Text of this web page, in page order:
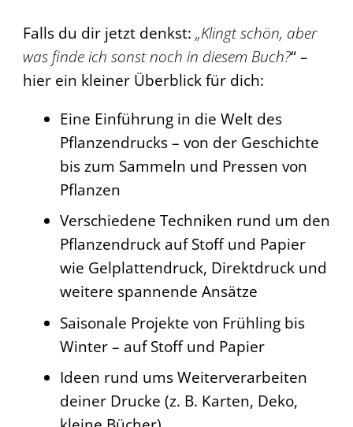
Falls du dir jetzt denkst: „Klingt schön, aber
was finde ich sonst noch in diesem Buch?“ –
hier ein kleiner Überblick für dich:
Eine Einführung in die Welt des
Pflanzendrucks – von der Geschichte
bis zum Sammeln und Pressen von
Pflanzen
Verschiedene Techniken rund um den
Pflanzendruck auf Stoff und Papier
wie Gelplattendruck, Direktdruck und
weitere spannende Ansätze
Saisonale Projekte von Frühling bis
Winter – auf Stoff und Papier
Ideen rund ums Weiterverarbeiten
deiner Drucke (z. B. Karten, Deko,